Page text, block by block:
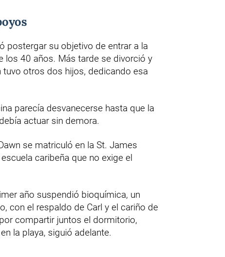
postergar su objetivo de entrar a la
los 40 años. Más tarde se divorció y
otros dos hijos, dedicando esa
parecía desvanecerse hasta que la
actuar sin demora.
se matriculó en la St. James
caribeña que no exige el
año suspendió bioquímica, un
con el respaldo de Carl y el cariño de
compartir juntos el dormitorio,
la playa, siguió adelante.